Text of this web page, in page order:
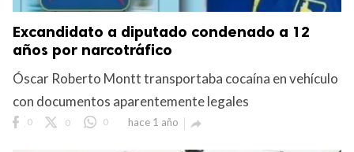
Excandidato a diputado condenado a 12
años por narcotráfico
Óscar Roberto Montt transportaba cocaína en vehículo
con documentos aparentemente legales
0 0 0 hace 1 año 